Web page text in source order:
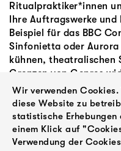
Ritualpraktiker*innen
Ihre Auftragswerke
Beispiel für das BBC
Sinfonietta oder
kühnen, theatralischen
Grenzen von Genres
und Ekstatische
Willkommen, liebe
Wir verwenden
diese Website zu
statistische
einem Klick auf
Verwendung der